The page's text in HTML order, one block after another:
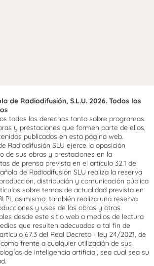
de Radiodifusión, S.L.U. 2026. Todos los
todos los derechos tanto sobre programas
y prestaciones que formen parte de ellos,
publicados en esta página web.
Radiodifusión SLU ejerce la oposición
de sus obras y prestaciones en la
de prensa prevista en el artículo 32.1 del
de Radiodifusión SLU realiza la reserva
distribución y comunicación pública
sobre temas de actualidad prevista en
asimismo, también realiza una reserva
y usos de las obras y otras
desde este sitio web a medios de lectura
que resulten adecuados a tal fin de
67.3 del Real Decreto - ley 24/2021, de
frente a cualquier utilización de sus
de inteligencia artificial, sea cual sea su